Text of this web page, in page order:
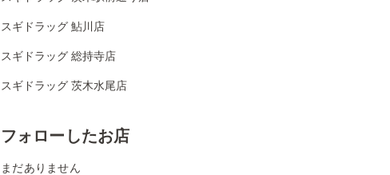
スギドラッグ 鮎川店
スギドラッグ 総持寺店
スギドラッグ 茨木水尾店
フォローしたお店
まだありません